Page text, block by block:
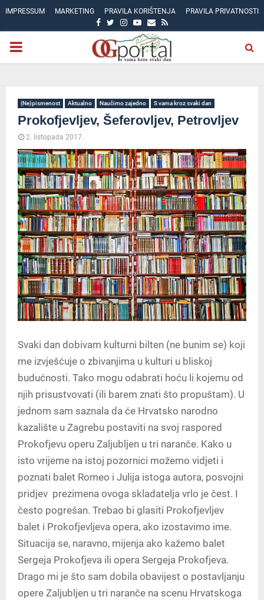
IMPRESSUM MARKETING PRAVILA KORIŠTENJA PRAVILA PRIVATNOSTI
FACEBOOK
TWITTER
INSTAGRAM
YOUTUBE
EMAIL
RSS
PRIMARY
(Ne)pismenost Aktualno Naučimo zajedno S vama kroz svaki dan
Prokofjevljev, Šeferovljev, Petrovljev
2. listopada 2017.
Svaki dan dobivam kulturni bilten (ne bunim se) koji
me izvješćuje o zbivanjima u kulturi u bliskoj
budućnosti. Tako mogu odabrati hoću li kojemu od
njih prisustvovati (ili barem znati što propuštam). U
jednom sam saznala da će Hrvatsko narodno
kazalište u Zagrebu postaviti na svoj raspored
Prokofjevu operu Zaljubljen u tri naranče. Kako u
isto vrijeme na istoj pozornici možemo vidjeti i
poznati balet Romeo i Julija istoga autora, posvojni
pridjev prezimena ovoga skladatelja vrlo je čest. I
često pogrešan. Trebao bi glasiti Prokofjevljev
balet i Prokofjevljeva opera, ako izostavimo ime.
Situacija se, naravno, mijenja ako kažemo balet
Sergeja Prokofjeva ili opera Sergeja Prokofjeva.
Drago mi je što sam dobila obavijest o postavljanju
opere Zaljubljen u tri naranče na scenu Hrvatskoga